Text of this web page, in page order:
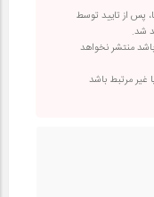
پس از تایید توسط
شد.
منتشر نخواهد
غیر مرتبط باشد